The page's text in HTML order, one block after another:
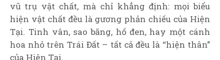
vũ trụ vật chất, mà chỉ khẳng định: mọi biểu
hiện vật chất đều là gương phản chiếu của Hiện
Tại. Tinh vân, sao băng, hố đen, hay một cánh
hoa nhỏ trên Trái Đất – tất cả đều là “hiện thân”
của Hiện Tại.